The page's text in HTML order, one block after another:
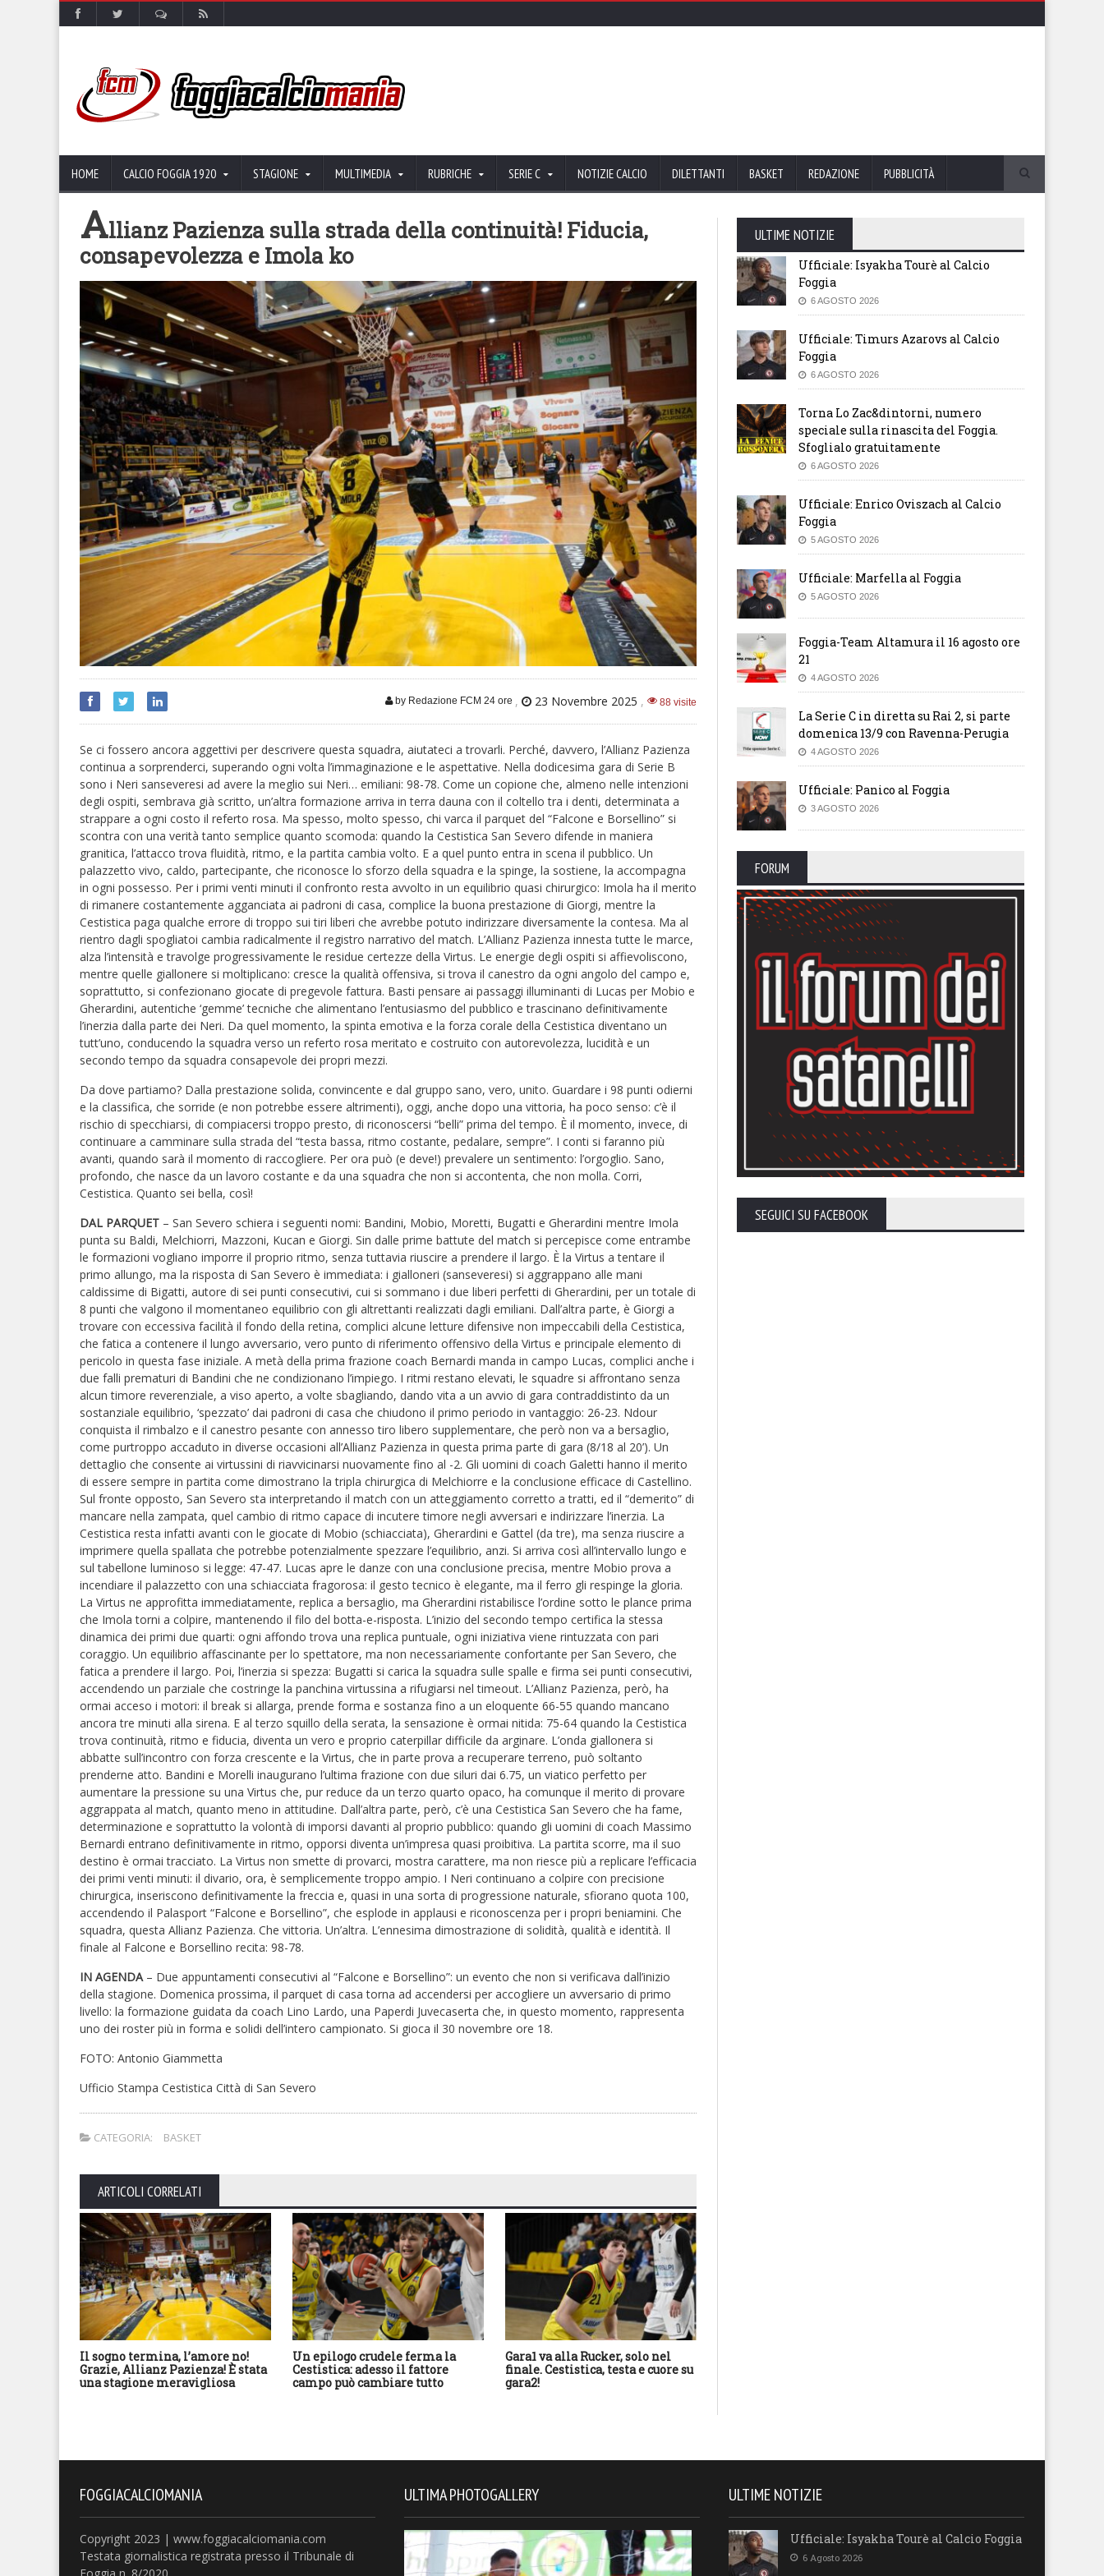
HOME CALCIO FOGGIA 1920 STAGIONE MULTIMEDIA RUBRICHE SERIE C NOTIZIE CALCIO DILETTANTI BASKET REDAZIONE PUBBLICITÀ
Allianz Pazienza sulla strada della continuità! Fiducia,
consapevolezza e Imola ko
by Redazione FCM 24 ore , 23 Novembre 2025 , 88 visite
Se ci fossero ancora aggettivi per descrivere questa squadra, aiutateci a trovarli. Perché, davvero, l’Allianz Pazienza
continua a sorprenderci, superando ogni volta l’immaginazione e le aspettative. Nella dodicesima gara di Serie B
sono i Neri sanseveresi ad avere la meglio sui Neri… emiliani: 98-78. Come un copione che, almeno nelle intenzioni
degli ospiti, sembrava già scritto, un’altra formazione arriva in terra dauna con il coltello tra i denti, determinata a
strappare a ogni costo il referto rosa. Ma spesso, molto spesso, chi varca il parquet del “Falcone e Borsellino” si
scontra con una verità tanto semplice quanto scomoda: quando la Cestistica San Severo difende in maniera
granitica, l’attacco trova fluidità, ritmo, e la partita cambia volto. E a quel punto entra in scena il pubblico. Un
palazzetto vivo, caldo, partecipante, che riconosce lo sforzo della squadra e la spinge, la sostiene, la accompagna
in ogni possesso. Per i primi venti minuti il confronto resta avvolto in un equilibrio quasi chirurgico: Imola ha il merito
di rimanere costantemente agganciata ai padroni di casa, complice la buona prestazione di Giorgi, mentre la
Cestistica paga qualche errore di troppo sui tiri liberi che avrebbe potuto indirizzare diversamente la contesa. Ma al
rientro dagli spogliatoi cambia radicalmente il registro narrativo del match. L’Allianz Pazienza innesta tutte le marce,
alza l’intensità e travolge progressivamente le residue certezze della Virtus. Le energie degli ospiti si affievoliscono,
mentre quelle giallonere si moltiplicano: cresce la qualità offensiva, si trova il canestro da ogni angolo del campo e,
soprattutto, si confezionano giocate di pregevole fattura. Basti pensare ai passaggi illuminanti di Lucas per Mobio e
Gherardini, autentiche ‘gemme’ tecniche che alimentano l’entusiasmo del pubblico e trascinano definitivamente
l’inerzia dalla parte dei Neri. Da quel momento, la spinta emotiva e la forza corale della Cestistica diventano un
tutt’uno, conducendo la squadra verso un referto rosa meritato e costruito con autorevolezza, lucidità e un
secondo tempo da squadra consapevole dei propri mezzi.
Da dove partiamo? Dalla prestazione solida, convincente e dal gruppo sano, vero, unito. Guardare i 98 punti odierni
e la classifica, che sorride (e non potrebbe essere altrimenti), oggi, anche dopo una vittoria, ha poco senso: c’è il
rischio di specchiarsi, di compiacersi troppo presto, di riconoscersi “belli” prima del tempo. È il momento, invece, di
continuare a camminare sulla strada del “testa bassa, ritmo costante, pedalare, sempre”. I conti si faranno più
avanti, quando sarà il momento di raccogliere. Per ora può (e deve!) prevalere un sentimento: l’orgoglio. Sano,
profondo, che nasce da un lavoro costante e da una squadra che non si accontenta, che non molla. Corri,
Cestistica. Quanto sei bella, così!
DAL PARQUET – San Severo schiera i seguenti nomi: Bandini, Mobio, Moretti, Bugatti e Gherardini mentre Imola
punta su Baldi, Melchiorri, Mazzoni, Kucan e Giorgi. Sin dalle prime battute del match si percepisce come entrambe
le formazioni vogliano imporre il proprio ritmo, senza tuttavia riuscire a prendere il largo. È la Virtus a tentare il
primo allungo, ma la risposta di San Severo è immediata: i gialloneri (sanseveresi) si aggrappano alle mani
caldissime di Bigatti, autore di sei punti consecutivi, cui si sommano i due liberi perfetti di Gherardini, per un totale di
8 punti che valgono il momentaneo equilibrio con gli altrettanti realizzati dagli emiliani. Dall’altra parte, è Giorgi a
trovare con eccessiva facilità il fondo della retina, complici alcune letture difensive non impeccabili della Cestistica,
che fatica a contenere il lungo avversario, vero punto di riferimento offensivo della Virtus e principale elemento di
pericolo in questa fase iniziale. A metà della prima frazione coach Bernardi manda in campo Lucas, complici anche i
due falli prematuri di Bandini che ne condizionano l’impiego. I ritmi restano elevati, le squadre si affrontano senza
alcun timore reverenziale, a viso aperto, a volte sbagliando, dando vita a un avvio di gara contraddistinto da un
sostanziale equilibrio, ‘spezzato’ dai padroni di casa che chiudono il primo periodo in vantaggio: 26-23. Ndour
conquista il rimbalzo e il canestro pesante con annesso tiro libero supplementare, che però non va a bersaglio,
come purtroppo accaduto in diverse occasioni all’Allianz Pazienza in questa prima parte di gara (8/18 al 20’). Un
dettaglio che consente ai virtussini di riavvicinarsi nuovamente fino al -2. Gli uomini di coach Galetti hanno il merito
di essere sempre in partita come dimostrano la tripla chirurgica di Melchiorre e la conclusione efficace di Castellino.
Sul fronte opposto, San Severo sta interpretando il match con un atteggiamento corretto a tratti, ed il “demerito” di
mancare nella zampata, quel cambio di ritmo capace di incutere timore negli avversari e indirizzare l’inerzia. La
Cestistica resta infatti avanti con le giocate di Mobio (schiacciata), Gherardini e Gattel (da tre), ma senza riuscire a
imprimere quella spallata che potrebbe potenzialmente spezzare l’equilibrio, anzi. Si arriva così all’intervallo lungo e
sul tabellone luminoso si legge: 47-47. Lucas apre le danze con una conclusione precisa, mentre Mobio prova a
incendiare il palazzetto con una schiacciata fragorosa: il gesto tecnico è elegante, ma il ferro gli respinge la gloria.
La Virtus ne approfitta immediatamente, replica a bersaglio, ma Gherardini ristabilisce l’ordine sotto le plance prima
che Imola torni a colpire, mantenendo il filo del botta-e-risposta. L’inizio del secondo tempo certifica la stessa
dinamica dei primi due quarti: ogni affondo trova una replica puntuale, ogni iniziativa viene rintuzzata con pari
coraggio. Un equilibrio affascinante per lo spettatore, ma non necessariamente confortante per San Severo, che
fatica a prendere il largo. Poi, l’inerzia si spezza: Bugatti si carica la squadra sulle spalle e firma sei punti consecutivi,
accendendo un parziale che costringe la panchina virtussina a rifugiarsi nel timeout. L’Allianz Pazienza, però, ha
ormai acceso i motori: il break si allarga, prende forma e sostanza fino a un eloquente 66-55 quando mancano
ancora tre minuti alla sirena. E al terzo squillo della serata, la sensazione è ormai nitida: 75-64 quando la Cestistica
trova continuità, ritmo e fiducia, diventa un vero e proprio caterpillar difficile da arginare. L’onda giallonera si
abbatte sull’incontro con forza crescente e la Virtus, che in parte prova a recuperare terreno, può soltanto
prenderne atto. Bandini e Morelli inaugurano l’ultima frazione con due siluri dai 6.75, un viatico perfetto per
aumentare la pressione su una Virtus che, pur reduce da un terzo quarto opaco, ha comunque il merito di provare
aggrappata al match, quanto meno in attitudine. Dall’altra parte, però, c’è una Cestistica San Severo che ha fame,
determinazione e soprattutto la volontà di imporsi davanti al proprio pubblico: quando gli uomini di coach Massimo
Bernardi entrano definitivamente in ritmo, opporsi diventa un’impresa quasi proibitiva. La partita scorre, ma il suo
destino è ormai tracciato. La Virtus non smette di provarci, mostra carattere, ma non riesce più a replicare l’efficacia
dei primi venti minuti: il divario, ora, è semplicemente troppo ampio. I Neri continuano a colpire con precisione
chirurgica, inseriscono definitivamente la freccia e, quasi in una sorta di progressione naturale, sfiorano quota 100,
accendendo il Palasport “Falcone e Borsellino”, che esplode in applausi e riconoscenza per i propri beniamini. Che
squadra, questa Allianz Pazienza. Che vittoria. Un’altra. L’ennesima dimostrazione di solidità, qualità e identità. Il
finale al Falcone e Borsellino recita: 98-78.
IN AGENDA– Due appuntamenti consecutivi al “Falcone e Borsellino”: un evento che non si verificava dall’inizio
della stagione. Domenica prossima, il parquet di casa torna ad accendersi per accogliere un avversario di primo
livello: la formazione guidata da coach Lino Lardo, una Paperdi Juvecaserta che, in questo momento, rappresenta
uno dei roster più in forma e solidi dell’intero campionato. Si gioca il 30 novembre ore 18.
FOTO: Antonio Giammetta
Ufficio Stampa Cestistica Città di San Severo
CATEGORIA: BASKET
ARTICOLI CORRELATI
Il sogno termina, l’amore no!
Grazie, Allianz Pazienza! È stata
una stagione meravigliosa
Un epilogo crudele ferma la
Cestistica: adesso il fattore
campo può cambiare tutto
Gara1 va alla Rucker, solo nel
finale. Cestistica, testa e cuore su
gara2!
ULTIME NOTIZIE
Ufficiale: Isyakha Tourè al Calcio
Foggia
6 AGOSTO 2026
Ufficiale: Timurs Azarovs al Calcio
Foggia
6 AGOSTO 2026
Torna Lo Zac&dintorni, numero
speciale sulla rinascita del Foggia.
Sfoglialo gratuitamente
6 AGOSTO 2026
Ufficiale: Enrico Oviszach al Calcio
Foggia
5 AGOSTO 2026
Ufficiale: Marfella al Foggia
5 AGOSTO 2026
Foggia-Team Altamura il 16 agosto ore
21
4 AGOSTO 2026
La Serie C in diretta su Rai 2, si parte
domenica 13/9 con Ravenna-Perugia
4 AGOSTO 2026
Ufficiale: Panico al Foggia
3 AGOSTO 2026
FORUM
SEGUICI SU FACEBOOK
FOGGIACALCIOMANIA
Copyright 2023 | www.foggiacalciomania.com
Testata giornalistica registrata presso il Tribunale di
ULTIMA PHOTOGALLERY ULTIME NOTIZIE
Ufficiale: Isyakha Tourè al Calcio Foggia
6 Agosto 2026